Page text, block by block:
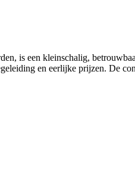
is een kleinschalig,
en eerlijke prijzen. De